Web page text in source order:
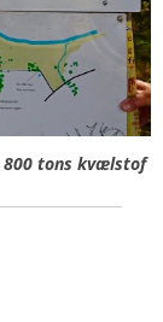
800 tons kvælstof